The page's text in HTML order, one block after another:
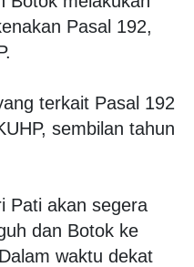
Pasal 192,
terkait Pasal 192
sembilan tahun
Pati akan segera
dan Botok ke
waktu dekat